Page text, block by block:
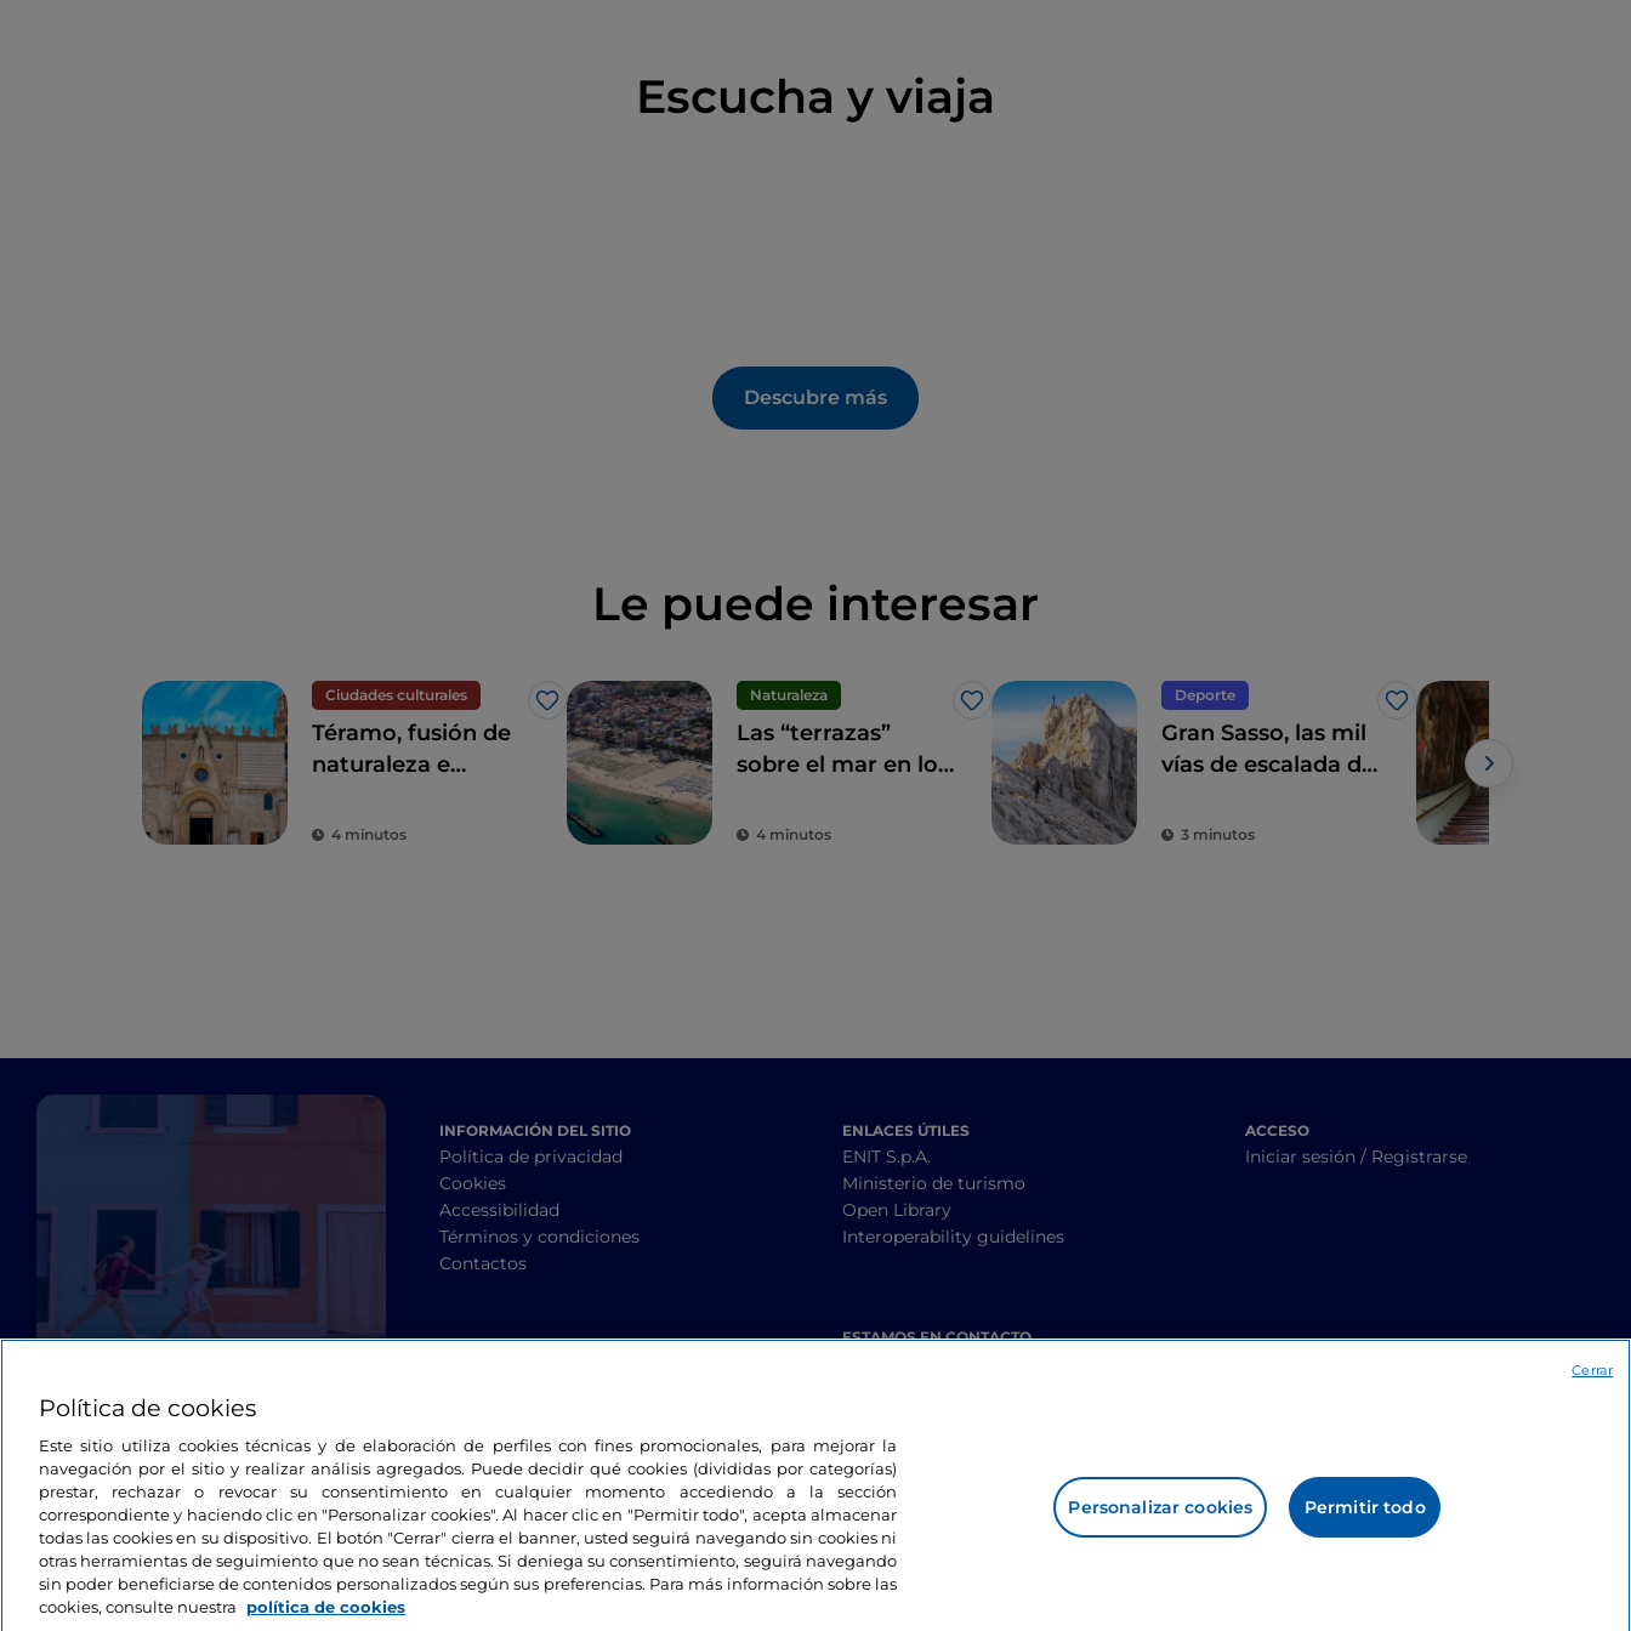
Escucha y viaja
Descubre más
Le puede interesar
Ciudades culturales
Me gusta
Téramo, fusión de
naturaleza e
4 minutos
Naturaleza
Me gusta
Las “terrazas”
sobre el mar en los
4 minutos
Deporte
Me gusta
Gran Sasso, las mil
vías de escalada de
3 minutos
INFORMACIÓN DEL SITIO
Política de privacidad
Cookies
Accessibilidad
Términos y condiciones
Contactos
ENLACES ÚTILES
ENIT S.p.A.
Ministerio de turismo
Open Library
Interoperability guidelines
ESTAMOS EN CONTACTO
ACCESO
Iniciar sesión / Registrarse
Política de cookies
Este sitio utiliza cookies técnicas y de elaboración de perfiles con fines promocionales, para mejorar la
navegación por el sitio y realizar análisis agregados. Puede decidir qué cookies (divididas por categorías)
prestar, rechazar o revocar su consentimiento en cualquier momento accediendo a la sección
correspondiente y haciendo clic en "Personalizar cookies". Al hacer clic en "Permitir todo", acepta almacenar
todas las cookies en su dispositivo. El botón "Cerrar" cierra el banner, usted seguirá navegando sin cookies ni
otras herramientas de seguimiento que no sean técnicas. Si deniega su consentimiento, seguirá navegando
sin poder beneficiarse de contenidos personalizados según sus preferencias. Para más información sobre las
cookies, consulte nuestra
política de cookies
Personalizar cookies Permitir todo
Cerrar